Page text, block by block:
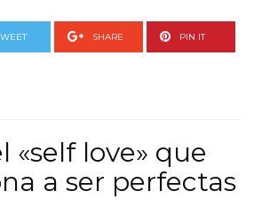
SHARE PIN IT
«self love» que
a ser perfectas